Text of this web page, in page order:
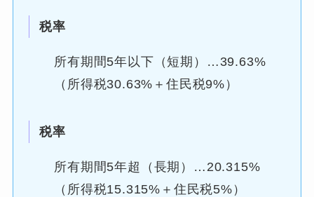
税率
所有期間5年以下（短期）…39.63%
（所得税30.63%＋住民税9%）
税率
所有期間5年超（長期）…20.315%
（所得税15.315%＋住民税5%）